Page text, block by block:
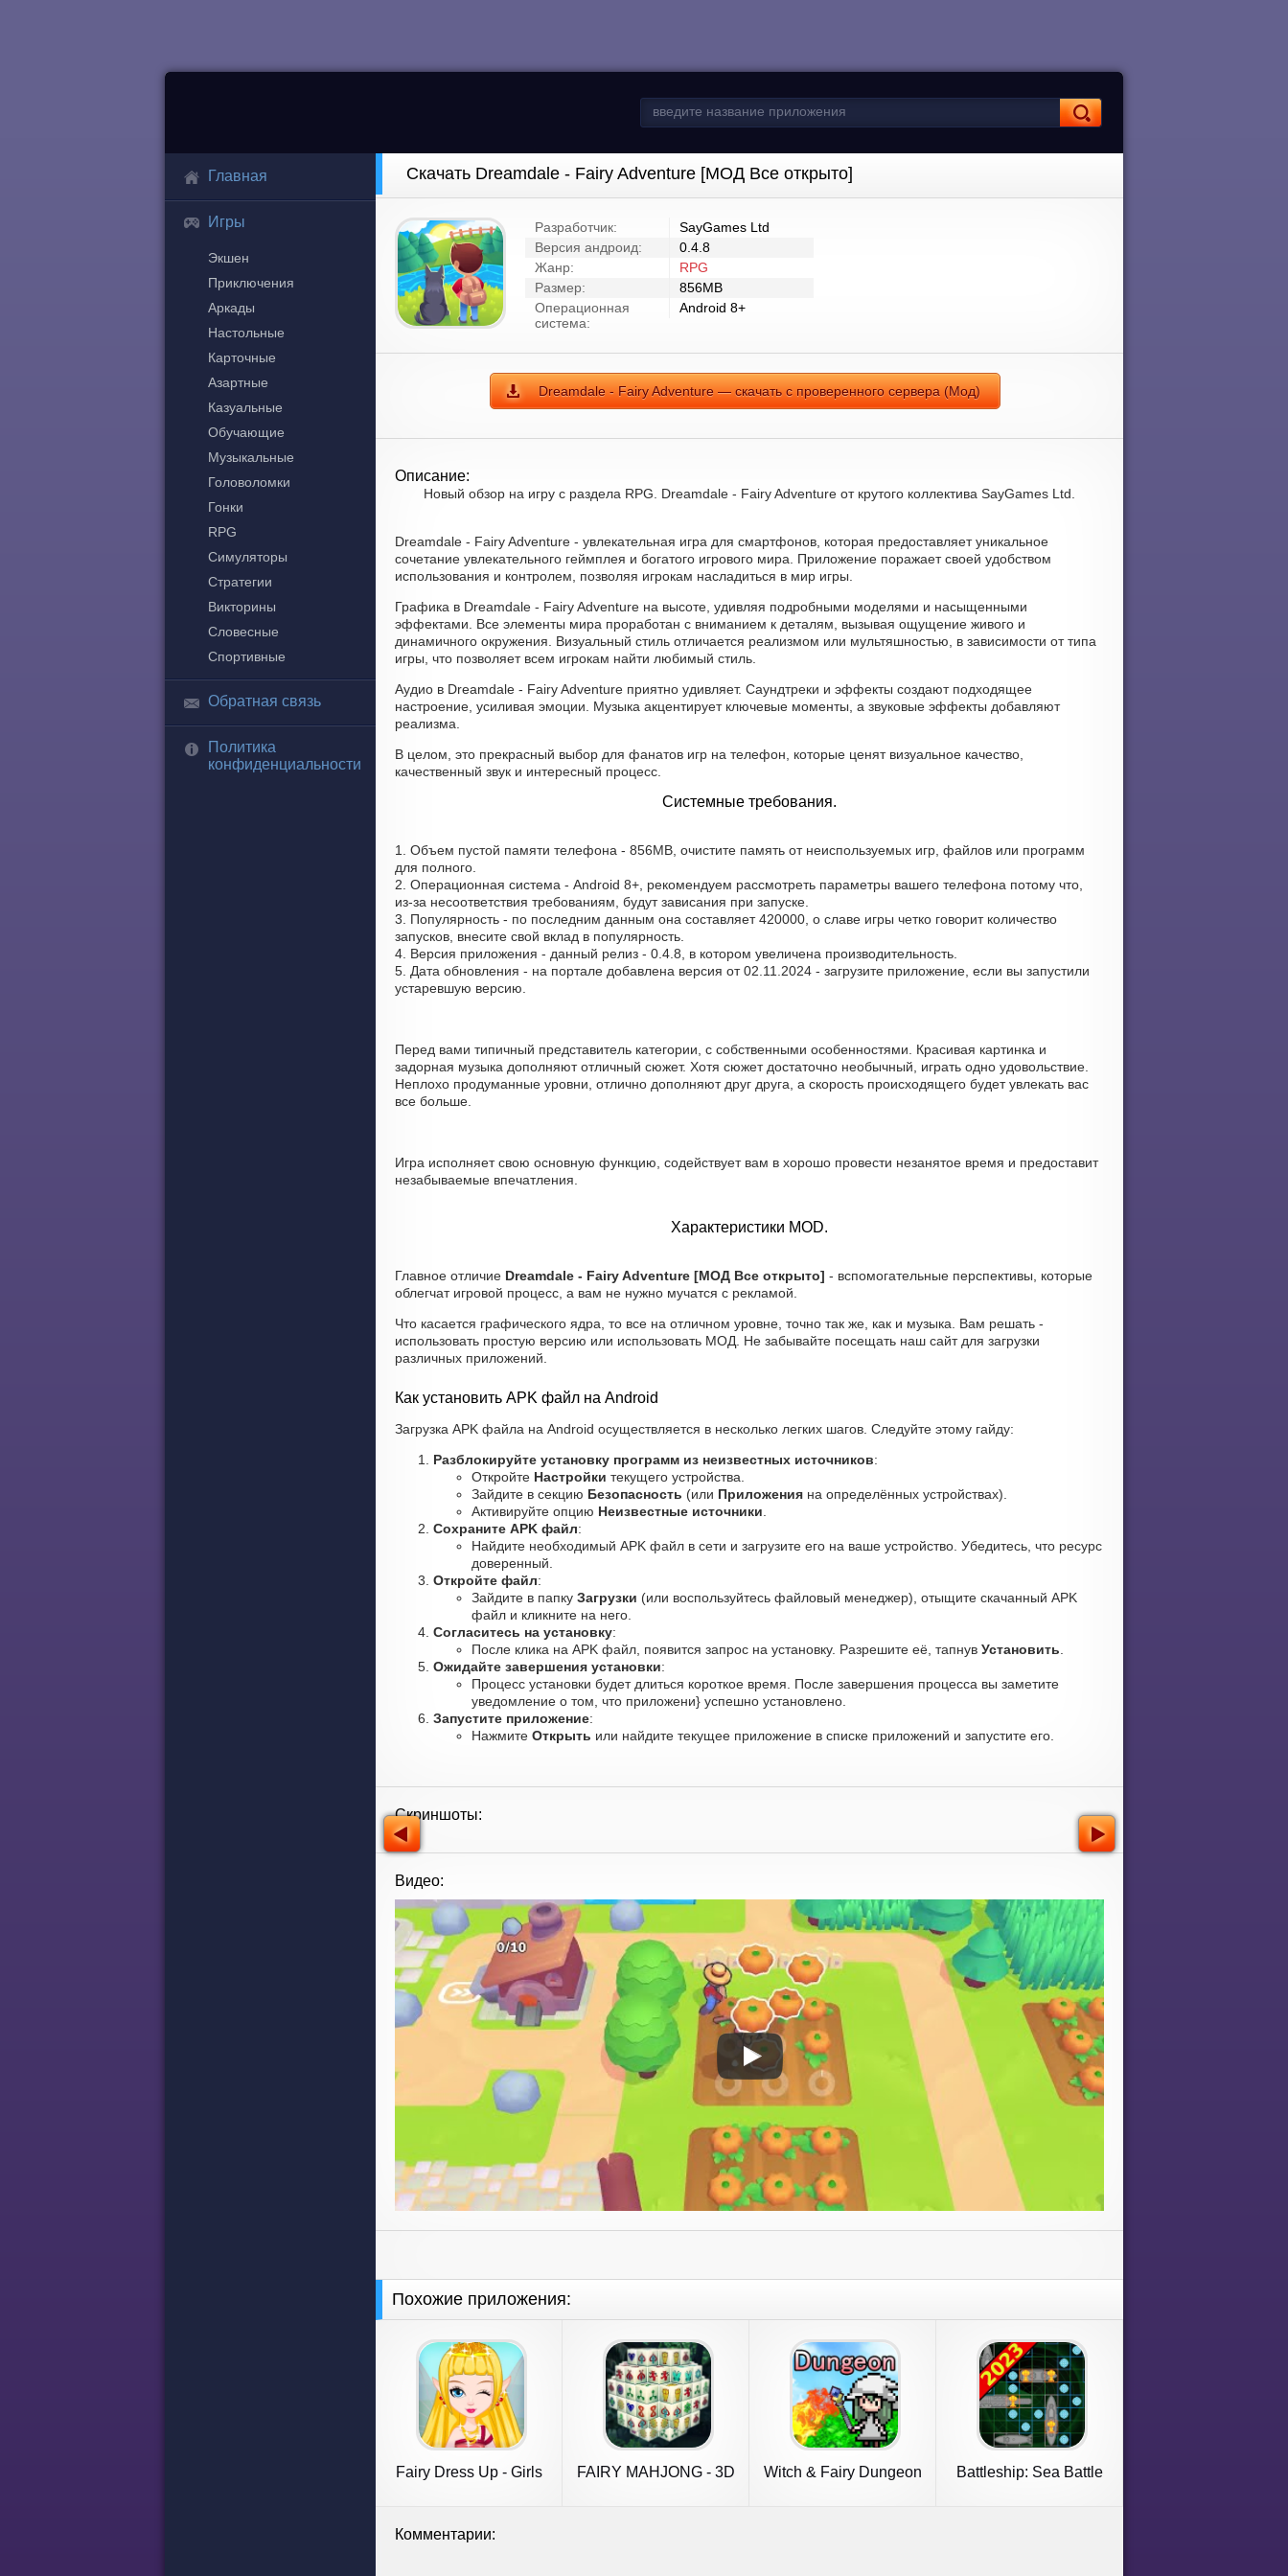
Главная
Игры
Экшен
Приключения
Аркады
Настольные
Карточные
Азартные
Казуальные
Обучающие
Музыкальные
Головоломки
Гонки
RPG
Симуляторы
Стратегии
Викторины
Словесные
Спортивные
Обратная связь
Политика
конфиденциальности
Скачать Dreamdale - Fairy Adventure [МОД Все открыто]
Разработчик:
SayGames Ltd
Версия андроид:
0.4.8
Жанр:
RPG
Размер:
856MB
Операционная
система:
Android 8+
Dreamdale - Fairy Adventure — скачать с проверенного сервера (Мод)
Описание:
Новый обзор на игру с раздела RPG. Dreamdale - Fairy Adventure от крутого коллектива SayGames Ltd.
Dreamdale - Fairy Adventure - увлекательная игра для смартфонов, которая предоставляет уникальное
сочетание увлекательного геймплея и богатого игрового мира. Приложение поражает своей удобством
использования и контролем, позволяя игрокам насладиться в мир игры.
Графика в Dreamdale - Fairy Adventure на высоте, удивляя подробными моделями и насыщенными
эффектами. Все элементы мира проработан с вниманием к деталям, вызывая ощущение живого и
динамичного окружения. Визуальный стиль отличается реализмом или мультяшностью, в зависимости от типа
игры, что позволяет всем игрокам найти любимый стиль.
Аудио в Dreamdale - Fairy Adventure приятно удивляет. Саундтреки и эффекты создают подходящее
настроение, усиливая эмоции. Музыка акцентирует ключевые моменты, а звуковые эффекты добавляют
реализма.
В целом, это прекрасный выбор для фанатов игр на телефон, которые ценят визуальное качество,
качественный звук и интересный процесс.
Системные требования.
1. Объем пустой памяти телефона - 856MB, очистите память от неиспользуемых игр, файлов или программ
для полного.
2. Операционная система - Android 8+, рекомендуем рассмотреть параметры вашего телефона потому что,
из-за несоответствия требованиям, будут зависания при запуске.
3. Популярность - по последним данным она составляет 420000, о cлаве игры четко говорит количество
запусков, внесите свой вклад в популярность.
4. Версия приложения - данный релиз - 0.4.8, в котором увеличена производительность.
5. Дата обновления - на портале добавлена версия от 02.11.2024 - загрузите приложение, если вы запустили
устаревшую версию.
Перед вами типичный представитель категории, с собственными особенностями. Красивая картинка и
задорная музыка дополняют отличный сюжет. Хотя сюжет достаточно необычный, играть одно удовольствие.
Неплохо продуманные уровни, отлично дополняют друг друга, а скорость происходящего будет увлекать вас
все больше.
Игра исполняет свою основную функцию, содействует вам в хорошо провести незанятое время и предоставит
незабываемые впечатления.
Характеристики MOD.
Главное отличие Dreamdale - Fairy Adventure [МОД Все открыто] - вспомогательные перспективы, которые
облегчат игровой процесс, а вам не нужно мучатся с рекламой.
Что касается графического ядра, то все на отличном уровне, точно так же, как и музыка. Вам решать -
использовать простую версию или использовать МОД. Не забывайте посещать наш сайт для загрузки
различных приложений.
Как установить APK файл на Android
Загрузка APK файла на Android осуществляется в несколько легких шагов. Следуйте этому гайду:
Разблокируйте установку программ из неизвестных источников:
Откройте Настройки текущего устройства.
Зайдите в секцию Безопасность (или Приложения на определённых устройствах).
Активируйте опцию Неизвестные источники
Сохраните APK файл:
Найдите необходимый APK файл в сети и загрузите его на ваше устройство. Убедитесь, что ресурс
доверенный.
Откройте файл:
Зайдите в папку Загрузки (или воспользуйтесь файловый менеджер), отыщите скачанный APK
файл и кликните на него.
Согласитесь на установку:
После клика на APK файл, появится запрос на установку. Разрешите её, тапнув Установить
Ожидайте завершения установки:
Процесс установки будет длиться короткое время. После завершения процесса вы заметите
уведомление о том, что приложени} успешно установлено.
Запустите приложение:
Нажмите Открыть или найдите текущее приложение в списке приложений и запустите его.
Скриншоты:
Видео:
Похожие приложения:
Fairy Dress Up - Girls
FAIRY MAHJONG - 3D
Witch & Fairy Dungeon Battleship: Sea Battle
Комментарии: